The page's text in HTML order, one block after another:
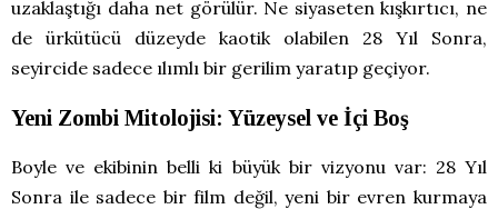
uzaklaştığı daha net görülür. Ne siyaseten kışkırtıcı, ne
de ürkütücü düzeyde kaotik olabilen 28 Yıl Sonra,
seyircide sadece ılımlı bir gerilim yaratıp geçiyor.
Yeni Zombi Mitolojisi: Yüzeysel ve İçi Boş
Boyle ve ekibinin belli ki büyük bir vizyonu var: 28 Yıl
Sonra ile sadece bir film değil, yeni bir evren kurmaya